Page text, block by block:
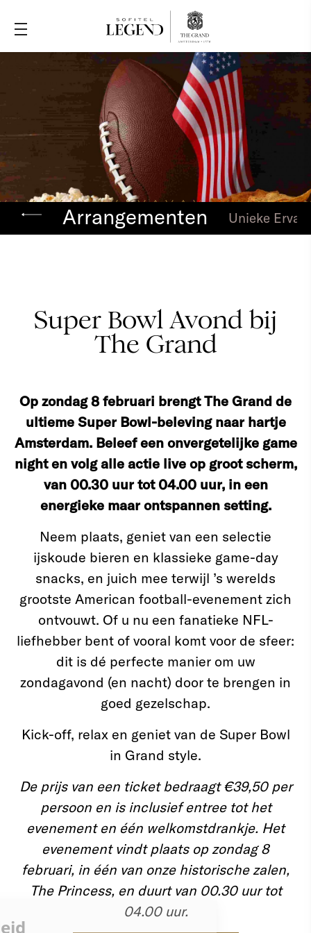
Arrangementen Unieke
Super Bowl Avond bij
The Grand
Op zondag 8 februari brengt The Grand de
ultieme Super Bowl-beleving naar hartje
Amsterdam. Beleef een onvergetelijke game
night en volg alle actie live op groot scherm,
van 00.30 uur tot 04.00 uur, in een
energieke maar ontspannen setting.
Neem plaats, geniet van een selectie
ijskoude bieren en klassieke game-day
snacks, en juich mee terwijl ’s werelds
grootste American football-evenement zich
ontvouwt. Of u nu een fanatieke NFL-
liefhebber bent of vooral komt voor de sfeer:
dit is dé perfecte manier om uw
zondagavond (en nacht) door te brengen in
goed gezelschap.
Kick-off, relax en geniet van de Super Bowl
in Grand style.
De prijs van een ticket bedraagt €39,50 per
persoon en is inclusief entree tot het
evenement en één welkomstdrankje. Het
evenement vindt plaats op zondag 8
februari, in één van onze historische zalen,
The Princess, en duurt van 00.30 uur tot
04.00 uur.